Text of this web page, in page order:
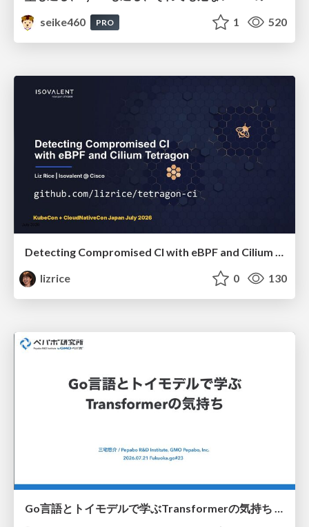
seike460
PRO 1 520
Detecting Compromised CI with eBPF and Cilium Tetragon
lizrice
0 130
Go言語とトイモデルで学ぶTransformerの気持ち / fukuokago23-transformer